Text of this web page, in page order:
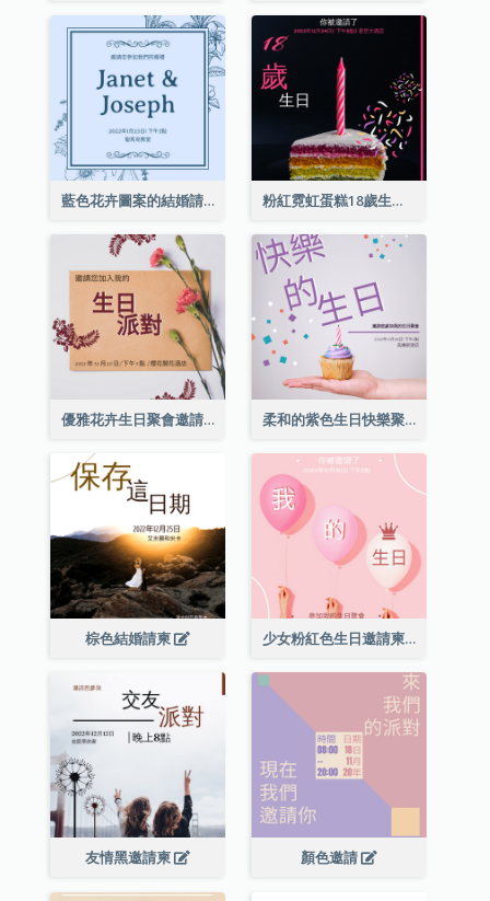
藍色花卉圖案的結婚請柬 粉紅霓虹蛋糕18歲生日請柬
優雅花卉生日聚會邀請函 柔和的紫色生日快樂聚會請柬
棕色結婚請柬 少女粉紅色生日邀請柬
友情黑邀請柬 顏色邀請